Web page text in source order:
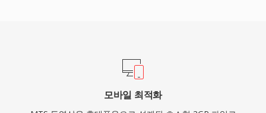
자료의 아카이브나 대역폭 효율적인 비디오 전송
이 여전히 중요한 지역에서 발견됩니다.
모바일 최적화